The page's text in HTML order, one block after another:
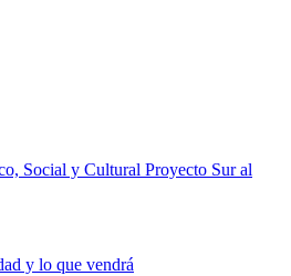
Social y Cultural Proyecto Sur al
y lo que vendrá